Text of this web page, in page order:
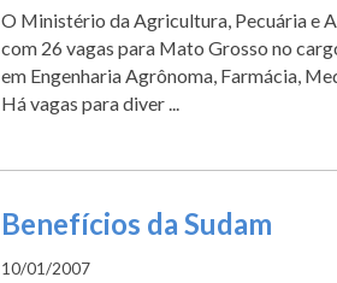
O Ministério da Agricultura, Pecuária e
com 26 vagas para Mato Grosso no
em Engenharia Agrônoma, Farmácia,
Há vagas para diver ...
Benefícios da Sudam
10/01/2007